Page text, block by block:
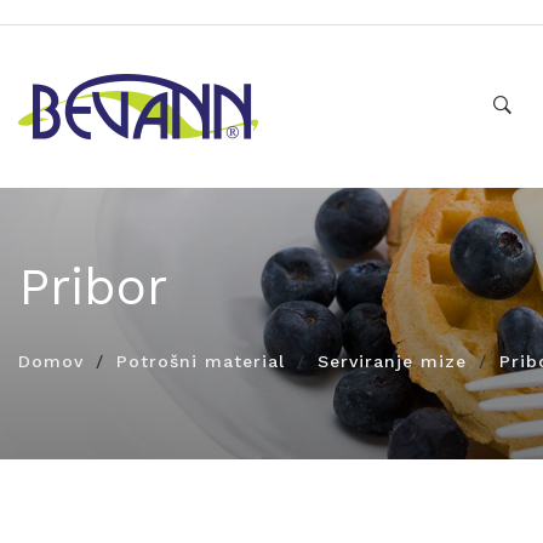
Pribor
Domov Potrošni material Serviranje mize